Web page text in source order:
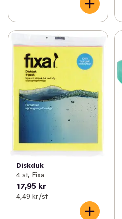
Diskduk
4 st, Fixa
17,95 kr
4,49 kr /st